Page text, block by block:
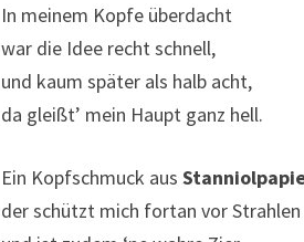
In meinem Kopfe überdacht
war die Idee recht schnell,
und kaum später als halb acht,
da gleißt’ mein Haupt ganz hell.
Ein Kopfschmuck aus
der schützt mich fortan vor Strahlen